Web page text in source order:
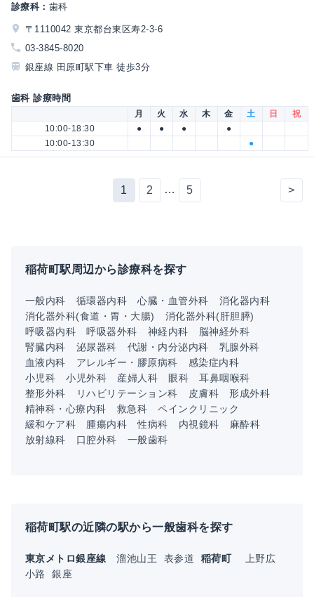
診療科： 歯科
〒1110042 東京都台東区寿2-3-6
03-3845-8020
銀座線 田原町駅下車 徒歩3分
歯科 診療時間
月 火 水 木 金 土 日
祝
10:00-18:30
● ● ●
●
10:00-13:30
●
1 2 … 5 >
稲荷町駅周辺から診療科を探す
一般内科 循環器内科 心臓・血管外科
消化器内科
消化器外科(食道・胃・大腸)
消化器外科(肝胆膵)
呼吸器内科
呼吸器外科 神経内科
脳神経外科
腎臓内科
泌尿器科 代謝・内分泌内科
乳腺外科
血液内科
アレルギー・膠原病科
感染症内科
小児科
小児外科 産婦人科 眼科
耳鼻咽喉科
整形外科
リハビリテーション科 皮膚科
形成外科
精神科・心療内科
救急科
ペインクリニック
緩和ケア科
腫瘍内科 性病科 内視鏡科
麻酔科
放射線科
口腔外科 一般歯科
稲荷町駅の近隣の駅から一般歯科を探す
東京メトロ銀座線 溜池山王 表参道 稲荷町
上野広
小路
銀座